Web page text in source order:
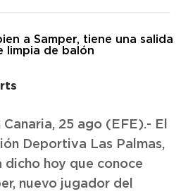
Canaria, 25 ago (EFE).- El
Deportiva Las Palmas,
dicho hoy que conoce
nuevo jugador del